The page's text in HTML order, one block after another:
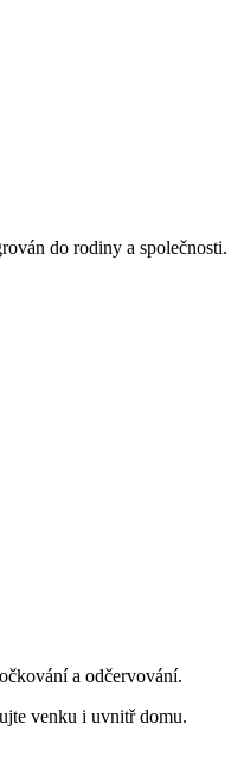
do rodiny a společnosti.
a odčervování.
venku i uvnitř domu.